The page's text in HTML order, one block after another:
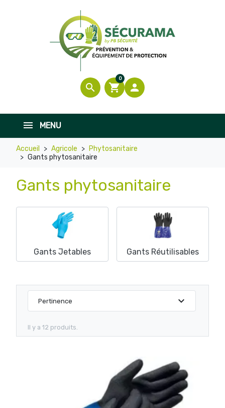
search shopping_cart
0

MENU
Accueil Agricole
Phytosanitaire
Gants phytosanitaire
Gants phytosanitaire
Gants Jetables Gants Réutilisables
Il y a 12 produits.
Pertinence expand_more